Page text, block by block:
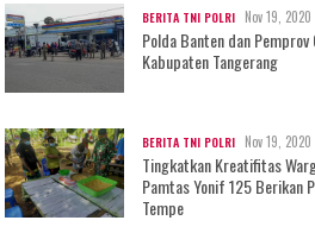
BERITA TNI POLRI Nov 19, 2020
Polda Banten dan
Kabupaten Tangerang
BERITA TNI POLRI Nov 19, 2020
Tingkatkan Kreatifitas
Pamtas Yonif 125 Berikan
Tempe